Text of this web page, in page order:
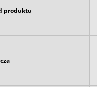
produktu